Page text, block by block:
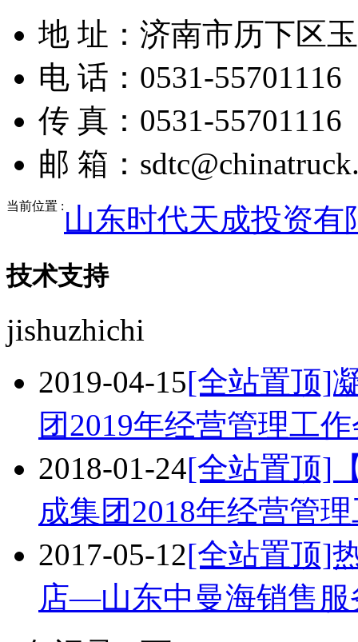
地 址：济南市历下区
电 话：0531-55701116
传 真：0531-55701116
邮 箱：
当前位置 : 山东时代天成投资有
技术支持
jishuzhichi
2019-04-15[全站置顶]
团2019年经营管理工
2018-01-24[全站置顶]
成集团2018年经营管
2017-05-12[全站置顶]
店—山东中曼海销售